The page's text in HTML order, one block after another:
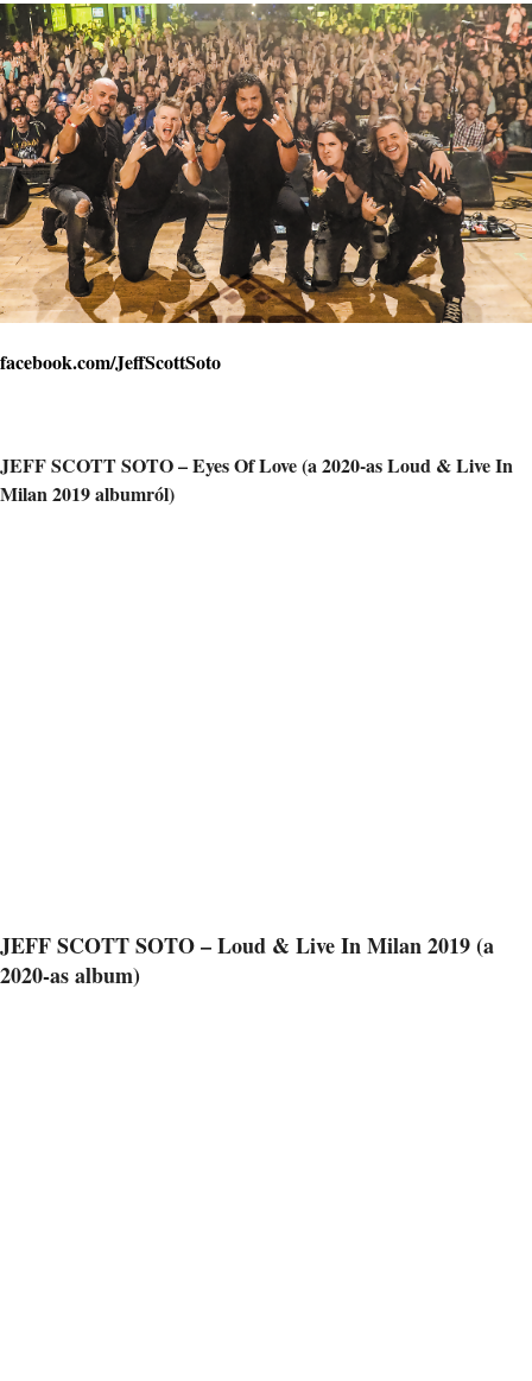
facebook.com/JeffScottSoto
JEFF SCOTT SOTO – Eyes Of Love (a 2020-as Loud & Live In
Milan 2019 albumról)
JEFF SCOTT SOTO – Loud & Live In Milan 2019 (a
2020-as album)